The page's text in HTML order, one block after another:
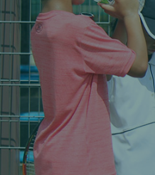
大会・イベント
ブログ
アクセス